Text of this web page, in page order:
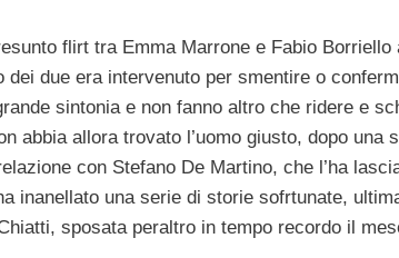
flirt tra Emma Marrone e Fabio
dei due era intervenuto per smentire o
sintonia e non fanno altro che ridere e
abbia allora trovato l’uomo giusto, dopo
con Stefano De Martino, che l’ha
inanellato una serie di storie sofrtunate,
sposata peraltro in tempo recordo il